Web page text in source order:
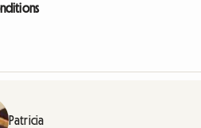
Patricia